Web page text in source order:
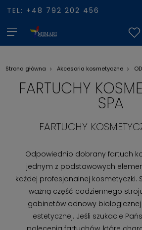
TEL: +48 792 202 456
Strona główna Akcesoria kosmetyczne
FARTUCHY
SPA
FARTUCHY
Odpowiednio dobrany fartuch
jednym z podstawowych
każdej profesjonalnej kosmetyczki.
ważną część codziennego
gabinetów odnowy
estetycznej. Jeśli szukacie